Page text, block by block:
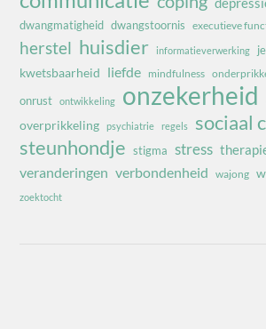
dwangmatigheid dwangstoornis executieve
herstel huisdier informatieverwerking
kwetsbaarheid liefde mindfulness
onrust ontwikkeling onzekerheid
overprikkeling psychiatrie regels
sociaal
steunhondje stigma stress
veranderingen verbondenheid wajong
zoektocht